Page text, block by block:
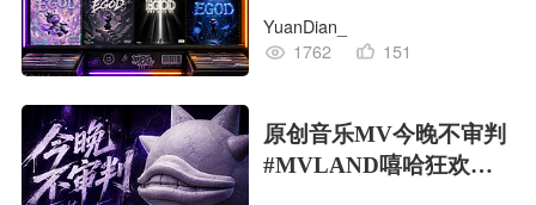
YuanDian_
1762
151
原创音乐MV今晚不审判
#MVLAND嘻哈狂欢派